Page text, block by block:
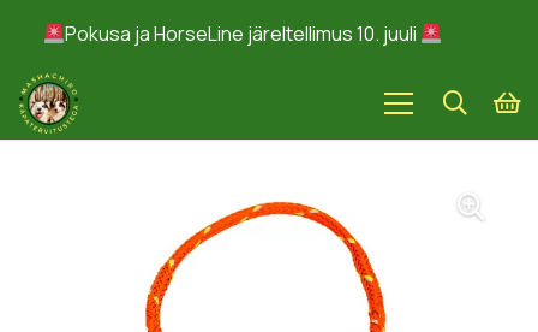
Pokusa ja HorseLine järeltellimus 10. juuli